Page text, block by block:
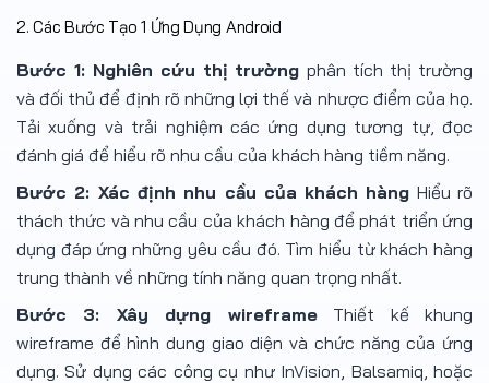
2. Các Bước Tạo 1 Ứng Dụng Android
Bước 1: Nghiên cứu thị trườngphân tích thị trường
và đối thủ để định rõ những lợi thế và nhược điểm của họ.
Tải xuống và trải nghiệm các ứng dụng tương tự, đọc
đánh giá để hiểu rõ nhu cầu của khách hàng tiềm năng.
Bước 2: Xác định nhu cầu của khách hàng Hiểu rõ
thách thức và nhu cầu của khách hàng để phát triển ứng
dụng đáp ứng những yêu cầu đó. Tìm hiểu từ khách hàng
trung thành về những tính năng quan trọng nhất.
Bước 3: Xây dựng wireframeThiết kế khung
wireframe để hình dung giao diện và chức năng của ứng
dụng. Sử dụng các công cụ như InVision, Balsamiq, hoặc